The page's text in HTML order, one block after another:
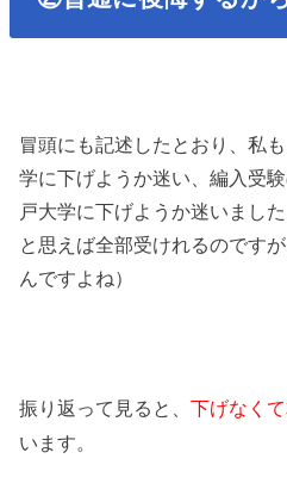
冒頭にも記述したとおり、私
学に下げようか迷い、編入受
戸大学に下げようか迷いまし
と思えば全部受けれるのです
んですよね）
振り返って見ると、下げなく
います。